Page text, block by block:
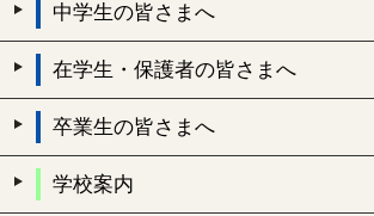
中学生の皆さまへ
在学生・保護者の皆さまへ
卒業生の皆さまへ
学校案内